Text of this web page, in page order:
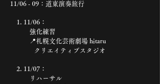
11/06 - 09：道東演奏旅行
1. 11/06：
強化練習
📍札幌文化芸術劇場 hitaru
クリエイティブスタジオ
2. 11/07：
リハーサル